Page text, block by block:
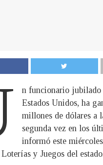
n funcionario jubilado
Estados Unidos, ha
millones de dólares a
segunda vez en los
informó este
y Juegos del